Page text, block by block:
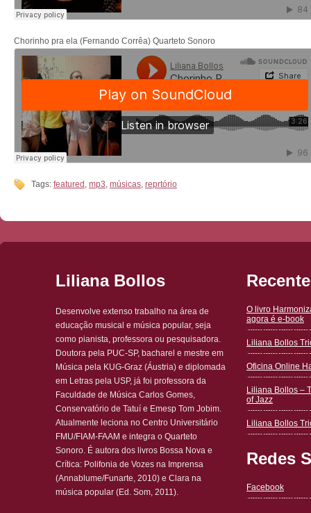
Chorinho pra ela (Fernando Corrêa) Quarteto Sonoro
Tags: featured , mp3, músicas, reprtório
Liliana Bollos
Desenvolve extenso trabalho na área de
educação musical e música popular, seja
como pianista, professora ou pesquisadora.
Doutora pela PUC-SP, bacharel e mestre em
Música pela KUG-Graz (Áustria) e diplomada
em Letras pela USP, já foi professora da
Faculdade de Música Carlos Gomes,
Conservatório de Tatuí e Emesp Tom Jobim.
Atualmente leciona no Centro Universitário
FMU/FIAM-FAAM e integra o Quarteto
Sonoro. É autora dos livros Bossa Nova e
Crítica: Polifonia de Vozes na Imprensa
(Annablume/Funarte, 2010) e Clara na
música popular (Ed. Som, 2011).
O livro
agora é e-book
Liliana Bollos
Oficina Online
Liliana Bollos –
of Jazz
Liliana Bollos
Redes
Facebook